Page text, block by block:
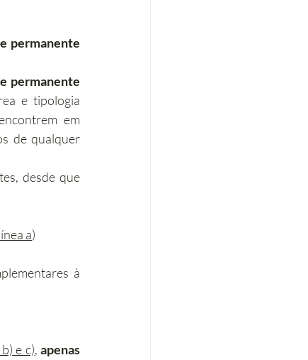
permanente
permanente
e tipologia
em
de qualquer
desde que
a)
à
e c), apenas